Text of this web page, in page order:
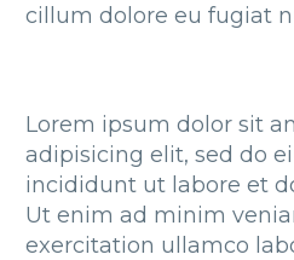
cillum dolore eu fugiat
Lorem ipsum dolor sit
adipisicing elit, sed do
incididunt ut labore et
Ut enim ad minim
exercitation ullamco